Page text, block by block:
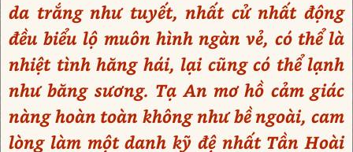
da trắng như tuyết, nhất cử nhất động
đều biểu lộ muôn hình ngàn vẻ, có thể là
nhiệt tình hăng hái, lại cũng có thể lạnh
như băng sương. Tạ An mơ hồ cảm giác
nàng hoàn toàn không như bề ngoài, cam
lòng làm một danh kỹ đệ nhất Tần Hoài